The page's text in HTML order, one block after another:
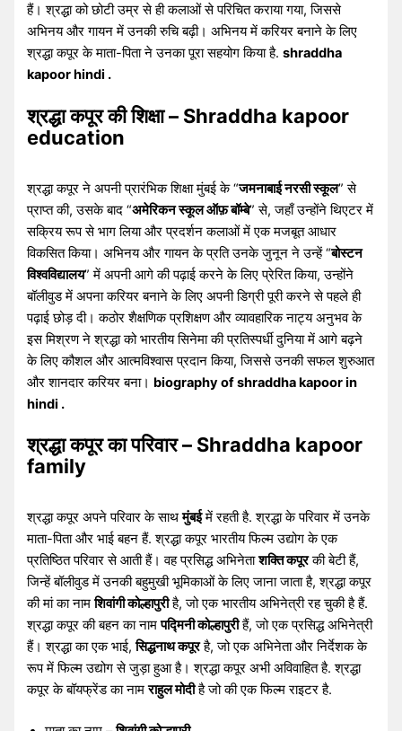
हैं। श्रद्धा को छोटी उम्र से ही कलाओं से परिचित कराया गया, जिससे
अभिनय और गायन में उनकी रुचि बढ़ी। अभिनय में करियर बनाने के लिए
श्रद्धा कपूर के माता-पिता ने उनका पूरा सहयोग किया है.shraddha
kapoor hindi .
श्रद्धा कपूर की शिक्षा – Shraddha kapoor
education
श्रद्धा कपूर ने अपनी प्रारंभिक शिक्षा मुंबई के “जमनाबाई नरसी स्कूल” से
प्राप्त की, उसके बाद “अमेरिकन स्कूल ऑफ़ बॉम्बे” से, जहाँ उन्होंने थिएटर में
सक्रिय रूप से भाग लिया और प्रदर्शन कलाओं में एक मजबूत आधार
विकसित किया। अभिनय और गायन के प्रति उनके जुनून ने उन्हें “बोस्टन
विश्वविद्यालय” में अपनी आगे की पढ़ाई करने के लिए प्रेरित किया, उन्होंने
बॉलीवुड में अपना करियर बनाने के लिए अपनी डिग्री पूरी करने से पहले ही
पढ़ाई छोड़ दी। कठोर शैक्षणिक प्रशिक्षण और व्यावहारिक नाट्य अनुभव के
इस मिश्रण ने श्रद्धा को भारतीय सिनेमा की प्रतिस्पर्धी दुनिया में आगे बढ़ने
के लिए कौशल और आत्मविश्वास प्रदान किया, जिससे उनकी सफल शुरुआत
और शानदार करियर बना। biography of shraddha kapoor in
hindi .
श्रद्धा कपूर का परिवार – Shraddha kapoor
family
श्रद्धा कपूर अपने परिवार के साथमुंबईमें रहती है. श्रद्धा के परिवार में उनके
माता-पिता और भाई बहन हैं. श्रद्धा कपूर भारतीय फिल्म उद्योग के एक
प्रतिष्ठित परिवार से आती हैं। वह प्रसिद्ध अभिनेताशक्ति कपूरकी बेटी हैं,
जिन्हें बॉलीवुड में उनकी बहुमुखी भूमिकाओं के लिए जाना जाता है, श्रद्धा कपूर
की मां का नामशिवांगी कोल्हापुरीहै, जो एक भारतीय अभिनेत्री रह चुकी है हैं.
श्रद्धा कपूर की बहन का नामपद्मिनी कोल्हापुरीहैं, जो एक प्रसिद्ध अभिनेत्री
हैं। श्रद्धा का एक भाई,सिद्धनाथ कपूरहै, जो एक अभिनेता और निर्देशक के
रूप में फिल्म उद्योग से जुड़ा हुआ है। श्रद्धा कपूर अभी अविवाहित है. श्रद्धा
कपूर के बॉयफ्रेंड का नामराहुल मोदीहै जो की एक फिल्म राइटर है.